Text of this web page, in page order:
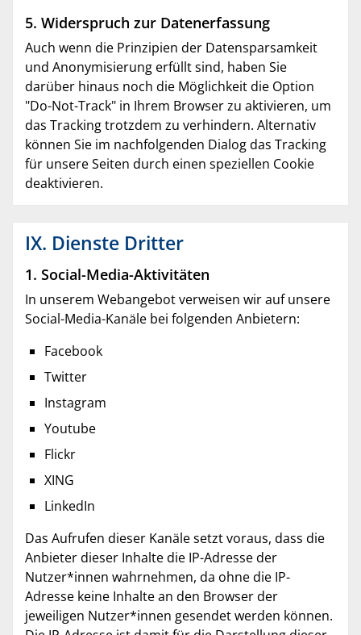
5. Widerspruch zur Datenerfassung
Auch wenn die Prinzipien der Datensparsamkeit
und Anonymisierung erfüllt sind, haben Sie
darüber hinaus noch die Möglichkeit die Option
"Do-Not-Track" in Ihrem Browser zu aktivieren, um
das Tracking trotzdem zu verhindern. Alternativ
können Sie im nachfolgenden Dialog das Tracking
für unsere Seiten durch einen speziellen Cookie
deaktivieren.
IX. Dienste Dritter
1. Social-Media-Aktivitäten
In unserem Webangebot verweisen wir auf unsere
Social-Media-Kanäle bei folgenden Anbietern:
Facebook
Twitter
Instagram
Youtube
Flickr
XING
LinkedIn
Das Aufrufen dieser Kanäle setzt voraus, dass die
Anbieter dieser Inhalte die IP-Adresse der
Nutzer*innen wahrnehmen, da ohne die IP-
Adresse keine Inhalte an den Browser der
jeweiligen Nutzer*innen gesendet werden können.